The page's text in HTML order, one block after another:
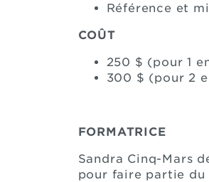
Référence et
COÛT
250 $ (pour 1
300 $ (pour 2
FORMATRICE
Sandra Cinq-Mars
pour faire partie du